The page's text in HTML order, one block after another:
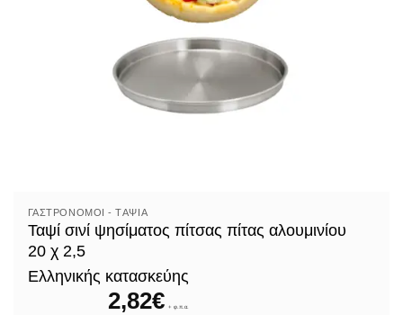
ΓΑΣΤΡΟΝΌΜΟΙ - TΑΨΙΆ
Ταψί σινί ψησίματος πίτσας πίτας αλουμινίου
20 χ 2,5
Ελληνικής κατασκεύης
2,82€ + φ.π.α.